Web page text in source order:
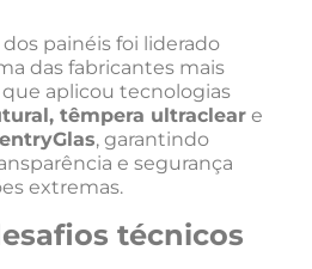
painéis foi liderado
das fabricantes mais
que aplicou tecnologias
têmpera ultraclear e
, garantindo
e segurança
extremas.
técnicos